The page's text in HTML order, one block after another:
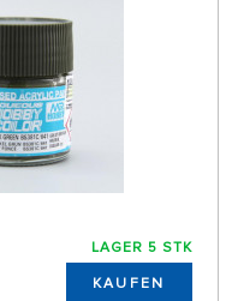
LAGER 5 STK
KAUFEN